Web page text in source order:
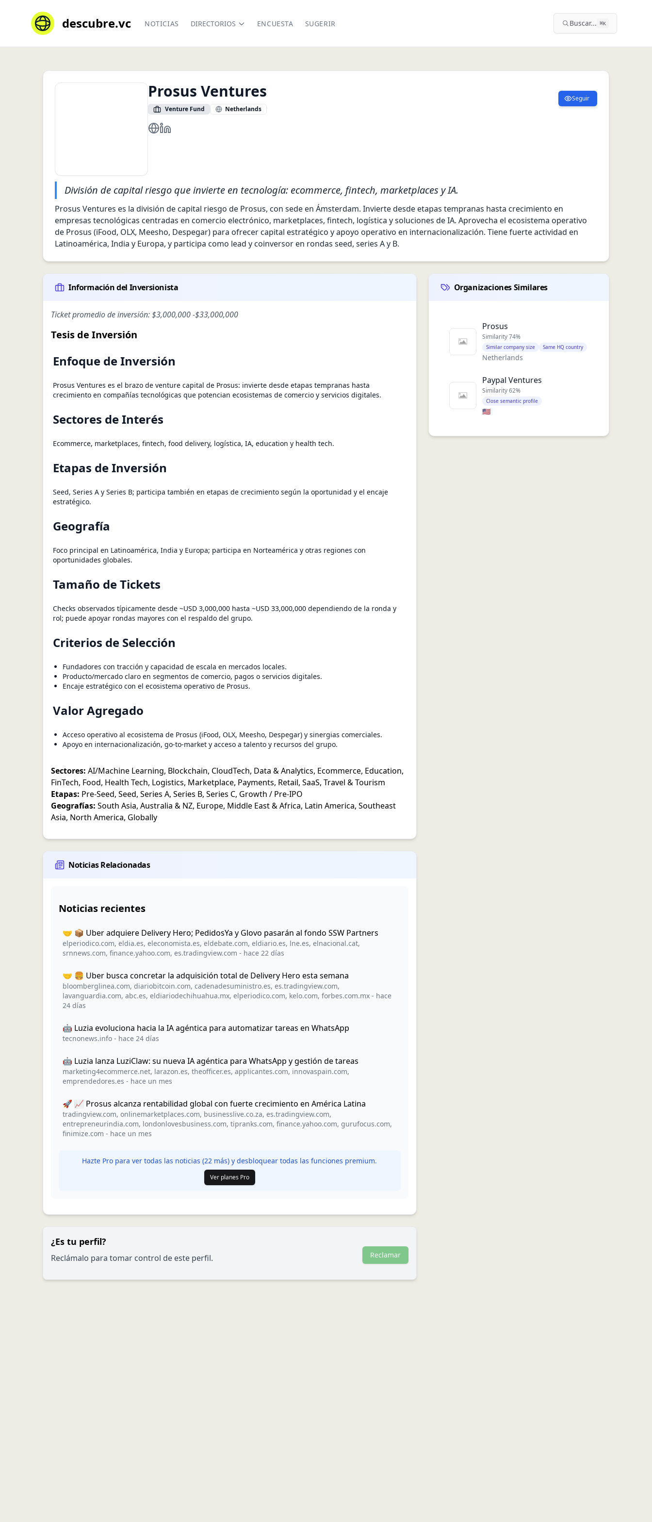
descubre.vc NOTICIAS DIRECTORIOS ENCUESTA SUGERIR Buscar... ⌘K
Prosus Ventures
Venture Fund Netherlands
Seguir
https://www.prosus.com/ventures
https://www.linkedin.com/company/prosus-group/
División de capital riesgo que invierte en tecnología: ecommerce, fintech, marketplaces y IA.
Prosus Ventures es la división de capital riesgo de Prosus, con sede en Ámsterdam. Invierte desde etapas tempranas hasta crecimiento en
empresas tecnológicas centradas en comercio electrónico, marketplaces, fintech, logística y soluciones de IA. Aprovecha el ecosistema operativo
de Prosus (iFood, OLX, Meesho, Despegar) para ofrecer capital estratégico y apoyo operativo en internacionalización. Tiene fuerte actividad en
Latinoamérica, India y Europa, y participa como lead y coinversor en rondas seed, series A y B.
Información del Inversionista
Ticket promedio de inversión:$3,000,000-$33,000,000
Tesis de Inversión
Enfoque de Inversión
Prosus Ventures es el brazo de venture capital de Prosus: invierte desde etapas tempranas hasta
crecimiento en compañías tecnológicas que potencian ecosistemas de comercio y servicios digitales.
Sectores de Interés
Ecommerce, marketplaces, fintech, food delivery, logística, IA, education y health tech.
Etapas de Inversión
Seed, Series A y Series B; participa también en etapas de crecimiento según la oportunidad y el encaje
estratégico.
Geografía
Foco principal en Latinoamérica, India y Europa; participa en Norteamérica y otras regiones con
oportunidades globales.
Tamaño de Tickets
Checks observados típicamente desde ~USD 3,000,000 hasta ~USD 33,000,000 dependiendo de la ronda y
rol; puede apoyar rondas mayores con el respaldo del grupo.
Criterios de Selección
Fundadores con tracción y capacidad de escala en mercados locales.
Producto/mercado claro en segmentos de comercio, pagos o servicios digitales.
Encaje estratégico con el ecosistema operativo de Prosus.
Valor Agregado
Acceso operativo al ecosistema de Prosus (iFood, OLX, Meesho, Despegar) y sinergias comerciales.
Apoyo en internacionalización, go-to-market y acceso a talento y recursos del grupo.
Sectores: AI/Machine Learning, Blockchain, CloudTech, Data & Analytics, Ecommerce, Education,
FinTech, Food, Health Tech, Logistics, Marketplace, Payments, Retail, SaaS, Travel & Tourism
Etapas: Pre-Seed, Seed, Series A, Series B, Series C, Growth / Pre-IPO
Geografías: South Asia, Australia & NZ, Europe, Middle East & Africa, Latin America, Southeast
Asia, North America, Globally
Noticias Relacionadas
Noticias recientes
🤝 📦 Uber adquiere Delivery Hero; PedidosYa y Glovo pasarán al fondo SSW Partners
elperiodico.com, eldia.es, eleconomista.es, eldebate.com, eldiario.es, lne.es, elnacional.cat,
srnnews.com, finance.yahoo.com, es.tradingview.com - hace 22 días
🤝 🍔 Uber busca concretar la adquisición total de Delivery Hero esta semana
bloomberglinea.com, diariobitcoin.com, cadenadesuministro.es, es.tradingview.com,
lavanguardia.com, abc.es, eldiariodechihuahua.mx, elperiodico.com, kelo.com, forbes.com.mx - hace
24 días
🤖 Luzia evoluciona hacia la IA agéntica para automatizar tareas en WhatsApp
tecnonews.info - hace 24 días
🤖 Luzia lanza LuziClaw: su nueva IA agéntica para WhatsApp y gestión de tareas
marketing4ecommerce.net, larazon.es, theofficer.es, applicantes.com, innovaspain.com,
emprendedores.es - hace un mes
🚀 📈 Prosus alcanza rentabilidad global con fuerte crecimiento en América Latina
tradingview.com, onlinemarketplaces.com, businesslive.co.za, es.tradingview.com,
entrepreneurindia.com, londonlovesbusiness.com, tipranks.com, finance.yahoo.com, gurufocus.com,
finimize.com - hace un mes
Hazte Pro para ver todas las noticias (22 más) y desbloquear todas las funciones premium.
Ver planes Pro
¿Es tu perfil?
Reclámalo para tomar control de este perfil. Reclamar
Organizaciones Similares
Prosus
Similarity74%
Similar company size Same HQ country
Netherlands
Paypal Ventures
Similarity62%
Close semantic profile
🇺🇸